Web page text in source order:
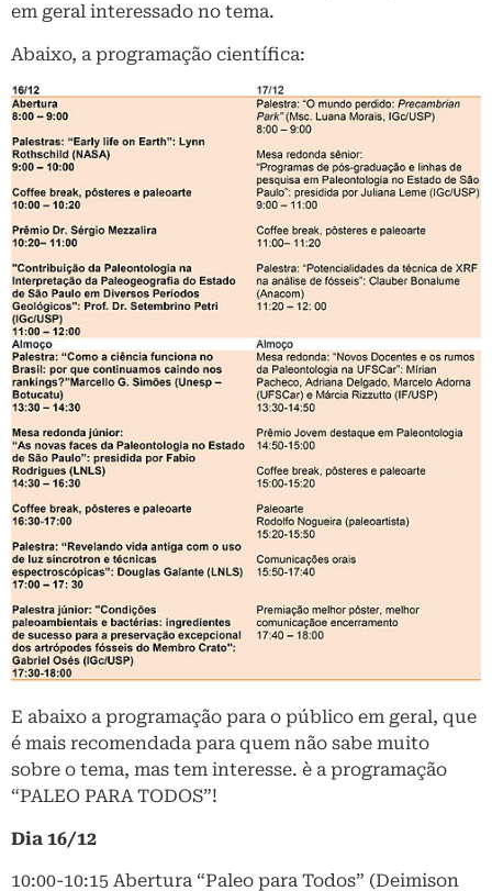
em geral interessado no tema.
Abaixo, a programação científica:
E abaixo a programação para o público em geral, que
é mais recomendada para quem não sabe muito
sobre o tema, mas tem interesse. è a programação
“PALEO PARA TODOS”!
Dia 16/12
10:00-10:15 Abertura “Paleo para Todos” (Deimison